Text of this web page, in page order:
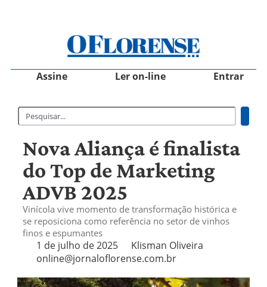
Assine Ler on-line Entrar
Nova Aliança é finalista
do Top de Marketing
ADVB 2025
Vinícola vive momento de transformação histórica e
se reposiciona como referência no setor de vinhos
finos e espumantes
1 de julho de 2025
Klisman Oliveira
online@jornaloflorense.com.br